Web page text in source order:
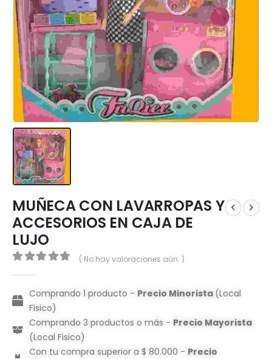
MUÑECA CON LAVARROPAS Y
ACCESORIOS EN CAJA DE
LUJO
( No hay valoraciones aún. )
Comprando 1 producto - Precio Minorista (Local
Fisico)
Comprando 3 productos o más - Precio Mayorista
(Local Fisico)
Con tu compra superior a $ 80.000 - Precio